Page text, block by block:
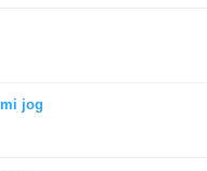
jog